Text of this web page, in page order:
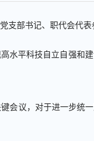
支部书记、职代会代表
水平科技自立自强和
会议，对于进一步统